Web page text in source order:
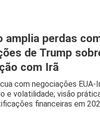
amplia perdas
de Trump
com Irã
com negociações EUA-
e volatilidade; visão
financeiras em